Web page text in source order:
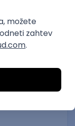
i